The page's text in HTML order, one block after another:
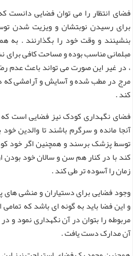
فضای انتظار را می توان فضایی دانست
برای رسیدن نوبتشان و ویزیت شدن
بنشینند و وقت خود را بگذارنند . به
مبلمانی مناسب بوده و مساحت کافی برای
، در غیر این صورت می تواند باعث عدم
مرج در مطب شده و آسایش و آرامشی که
کند .
فضای نگهداری کودک نیز فضایی است
آنجا مانده و سرگرم باشند تا والدین
توسط پزشک برسند و همچنین اگر خود
کند با در کنار هم سن و سالان خود
زمان را آسوده تر طی کند .
وجود فضایی برای دستیاران و منشی
و این فضا باید به گونه ای باشد که
مربوطه را بتوان در آن نگهداری نمود و
آن مدارک دست یافت .